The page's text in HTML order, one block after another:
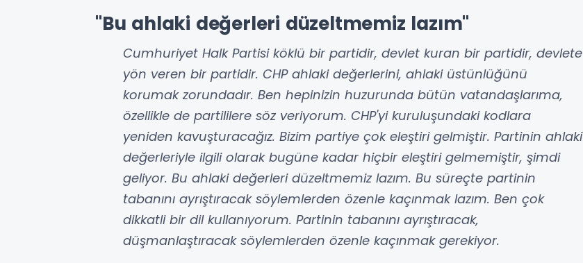
"Bu ahlaki değerleri düzeltmemiz lazım"
Cumhuriyet Halk Partisi köklü bir partidir, devlet kuran bir partidir, devlete
yön veren bir partidir. CHP ahlaki değerlerini, ahlaki üstünlüğünü
korumak zorundadır. Ben hepinizin huzurunda bütün vatandaşlarıma,
özellikle de partililere söz veriyorum. CHP'yi kuruluşundaki kodlara
yeniden kavuşturacağız. Bizim partiye çok eleştiri gelmiştir. Partinin ahlaki
değerleriyle ilgili olarak bugüne kadar hiçbir eleştiri gelmemiştir, şimdi
geliyor. Bu ahlaki değerleri düzeltmemiz lazım. Bu süreçte partinin
tabanını ayrıştıracak söylemlerden özenle kaçınmak lazım. Ben çok
dikkatli bir dil kullanıyorum. Partinin tabanını ayrıştıracak,
düşmanlaştıracak söylemlerden özenle kaçınmak gerekiyor.